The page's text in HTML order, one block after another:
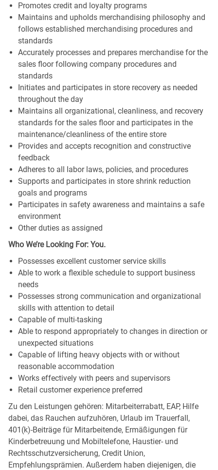
Promotes credit and loyalty programs
Maintains and upholds merchandising philosophy and
follows established merchandising procedures and
standards
Accurately processes and prepares merchandise for the
sales floor following company procedures and
standards
Initiates and participates in store recovery as needed
throughout the day
Maintains all organizational, cleanliness, and recovery
standards for the sales floor and participates in the
maintenance/cleanliness of the entire store
Provides and accepts recognition and constructive
feedback
Adheres to all labor laws, policies, and procedures
Supports and participates in store shrink reduction
goals and programs
Participates in safety awareness and maintains a safe
environment
Other duties as assigned
Who We’re Looking For: You.
Possesses excellent customer service skills
Able to work a flexible schedule to support business
needs
Possesses strong communication and organizational
skills with attention to detail
Capable of multi-tasking
Able to respond appropriately to changes in direction or
unexpected situations
Capable of lifting heavy objects with or without
reasonable accommodation
Works effectively with peers and supervisors
Retail customer experience preferred
Zu den Leistungen gehören: Mitarbeiterrabatt, EAP, Hilfe
dabei, das Rauchen aufzuhören, Urlaub im Trauerfall,
401(k)-Beiträge für Mitarbeitende, Ermäßigungen für
Kinderbetreuung und Mobiltelefone, Haustier- und
Rechtsschutzversicherung, Credit Union,
Empfehlungsprämien. Außerdem haben diejenigen, die